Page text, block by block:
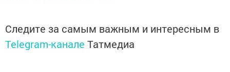
Следите за самым важным и интересным в
Telegram-канале Татмедиа